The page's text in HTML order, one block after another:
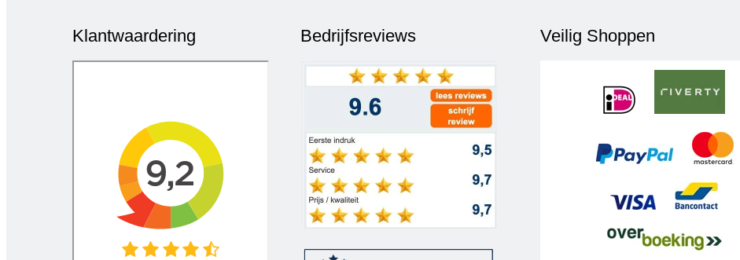
Klantwaardering Bedrijfsreviews Veilig Shoppen